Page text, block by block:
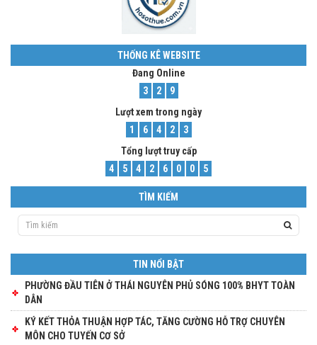
THỐNG KÊ WEBSITE
Đang Online
3
2
9
Lượt xem trong ngày
1
6 4 2
3
Tổng lượt truy cấp
4
5 4 2 6 0 0 5
TÌM KIẾM
TIN NỔI BẬT
PHƯỜNG ĐẦU TIÊN Ở THÁI NGUYÊN PHỦ SÓNG 100% BHYT TOÀN
DÂN
KÝ KẾT THỎA THUẬN HỢP TÁC, TĂNG CƯỜNG HỖ TRỢ CHUYÊN
MÔN CHO TUYẾN CƠ SỞ